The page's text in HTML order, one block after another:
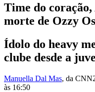
Time do
morte de Ozzy
Ídolo do heavy
clube desde a
Manuella Dal Mas, da CNN
às 16:50